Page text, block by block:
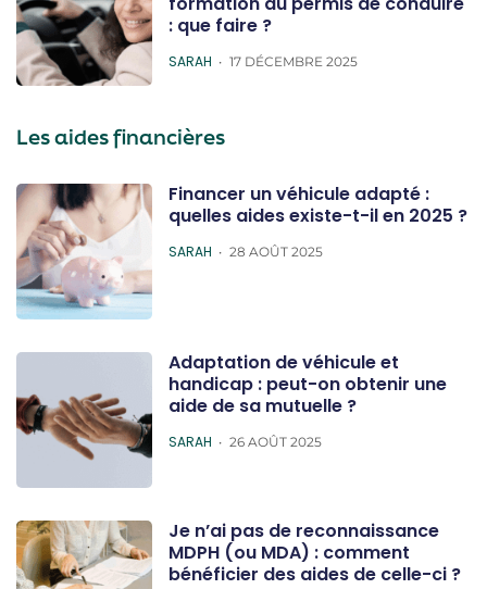
: que faire ?
POSTED
SARAH 17 DÉCEMBRE 2025
Les aides financières
Financer un véhicule adapté :
quelles aides existe-t-il en 2025 ?
POSTED
SARAH 28 AOÛT 2025
Adaptation de véhicule et
handicap : peut-on obtenir une
aide de sa mutuelle ?
POSTED
SARAH 26 AOÛT 2025
Je n’ai pas de reconnaissance
MDPH (ou MDA) : comment
bénéficier des aides de celle-ci ?